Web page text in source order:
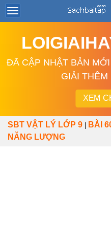
ĐÃ CẬP NHẬT BẢN
GIẢI THÊM
XEM
SBT VẬT LÝ LỚP 9
BÀI
NĂNG LƯỢNG